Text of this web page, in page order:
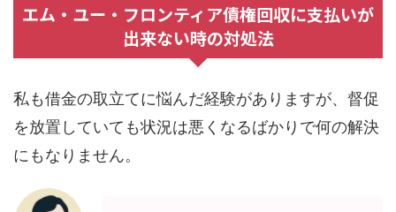
エム・ユー・フロンティア債権回収に支払いが
出来ない時の対処法
私も借金の取立てに悩んだ経験がありますが、督促
を放置していても状況は悪くなるばかりで何の解決
にもなりません。